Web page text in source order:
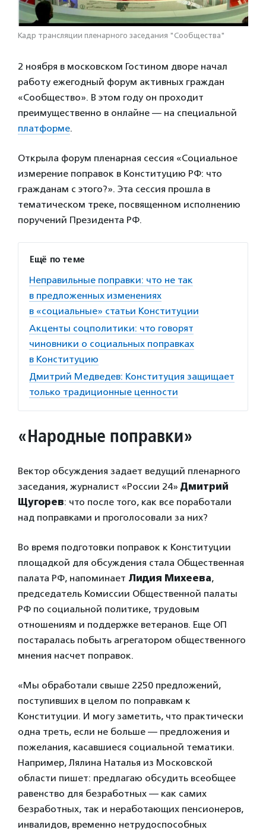
Кадр трансляции пленарного заседания "Сообщества"
2 ноября в московском Гостином дворе начал
работу ежегодный форум активных граждан
«Сообщество». В этом году он проходит
преимущественно в онлайне — на специальной
платформе.
Открыла форум пленарная сессия «Социальное
измерение поправок в Конституцию РФ: что
гражданам с этого?». Эта сессия прошла в
тематическом треке, посвященном исполнению
поручений Президента РФ.
Ещё по теме
Неправильные поправки: что не так
в предложенных изменениях
в «социальные» статьи Конституции
Акценты соцполитики: что говорят
чиновники о социальных поправках
в Конституцию
Дмитрий Медведев: Конституция защищает
только традиционные ценности
«Народные поправки»
Вектор обсуждения задает ведущий пленарного
заседания, журналист «России 24» Дмитрий
Щугорев: что после того, как все поработали
над поправками и проголосовали за них?
Во время подготовки поправок к Конституции
площадкой для обсуждения стала Общественная
палата РФ, напоминает Лидия Михеева,
председатель Комиссии Общественной палаты
РФ по социальной политике, трудовым
отношениям и поддержке ветеранов. Еще ОП
постаралась побыть агрегатором общественного
мнения насчет поправок.
«Мы обработали свыше 2250 предложений,
поступивших в целом по поправкам к
Конституции. И могу заметить, что практически
одна треть, если не больше — предложения и
пожелания, касавшиеся социальной тематики.
Например, Лялина Наталья из Московской
области пишет: предлагаю обсудить всеобщее
равенство для безработных — как самих
безработных, так и неработающих пенсионеров,
инвалидов, временно нетрудоспособных